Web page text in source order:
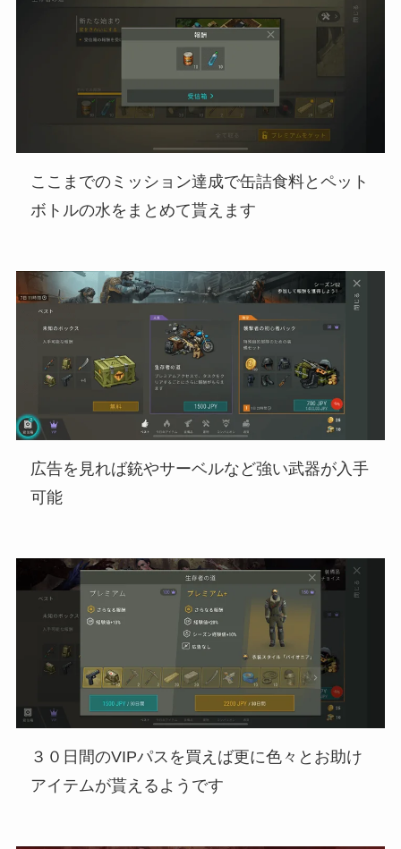
ここまでのミッション達成で缶詰食料とペット
ボトルの水をまとめて貰えます
広告を見れば銃やサーベルなど強い武器が入手
可能
３０日間のVIPパスを買えば更に色々とお助け
アイテムが貰えるようです